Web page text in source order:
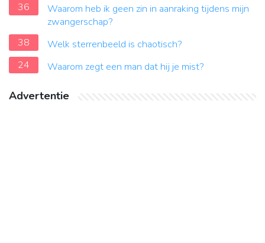
36
Waarom heb ik geen zin in aanraking tijdens mijn
zwangerschap?
38
Welk sterrenbeeld is chaotisch?
24
Waarom zegt een man dat hij je mist?
Advertentie